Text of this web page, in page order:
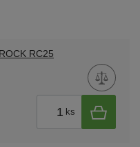
RC25
ks